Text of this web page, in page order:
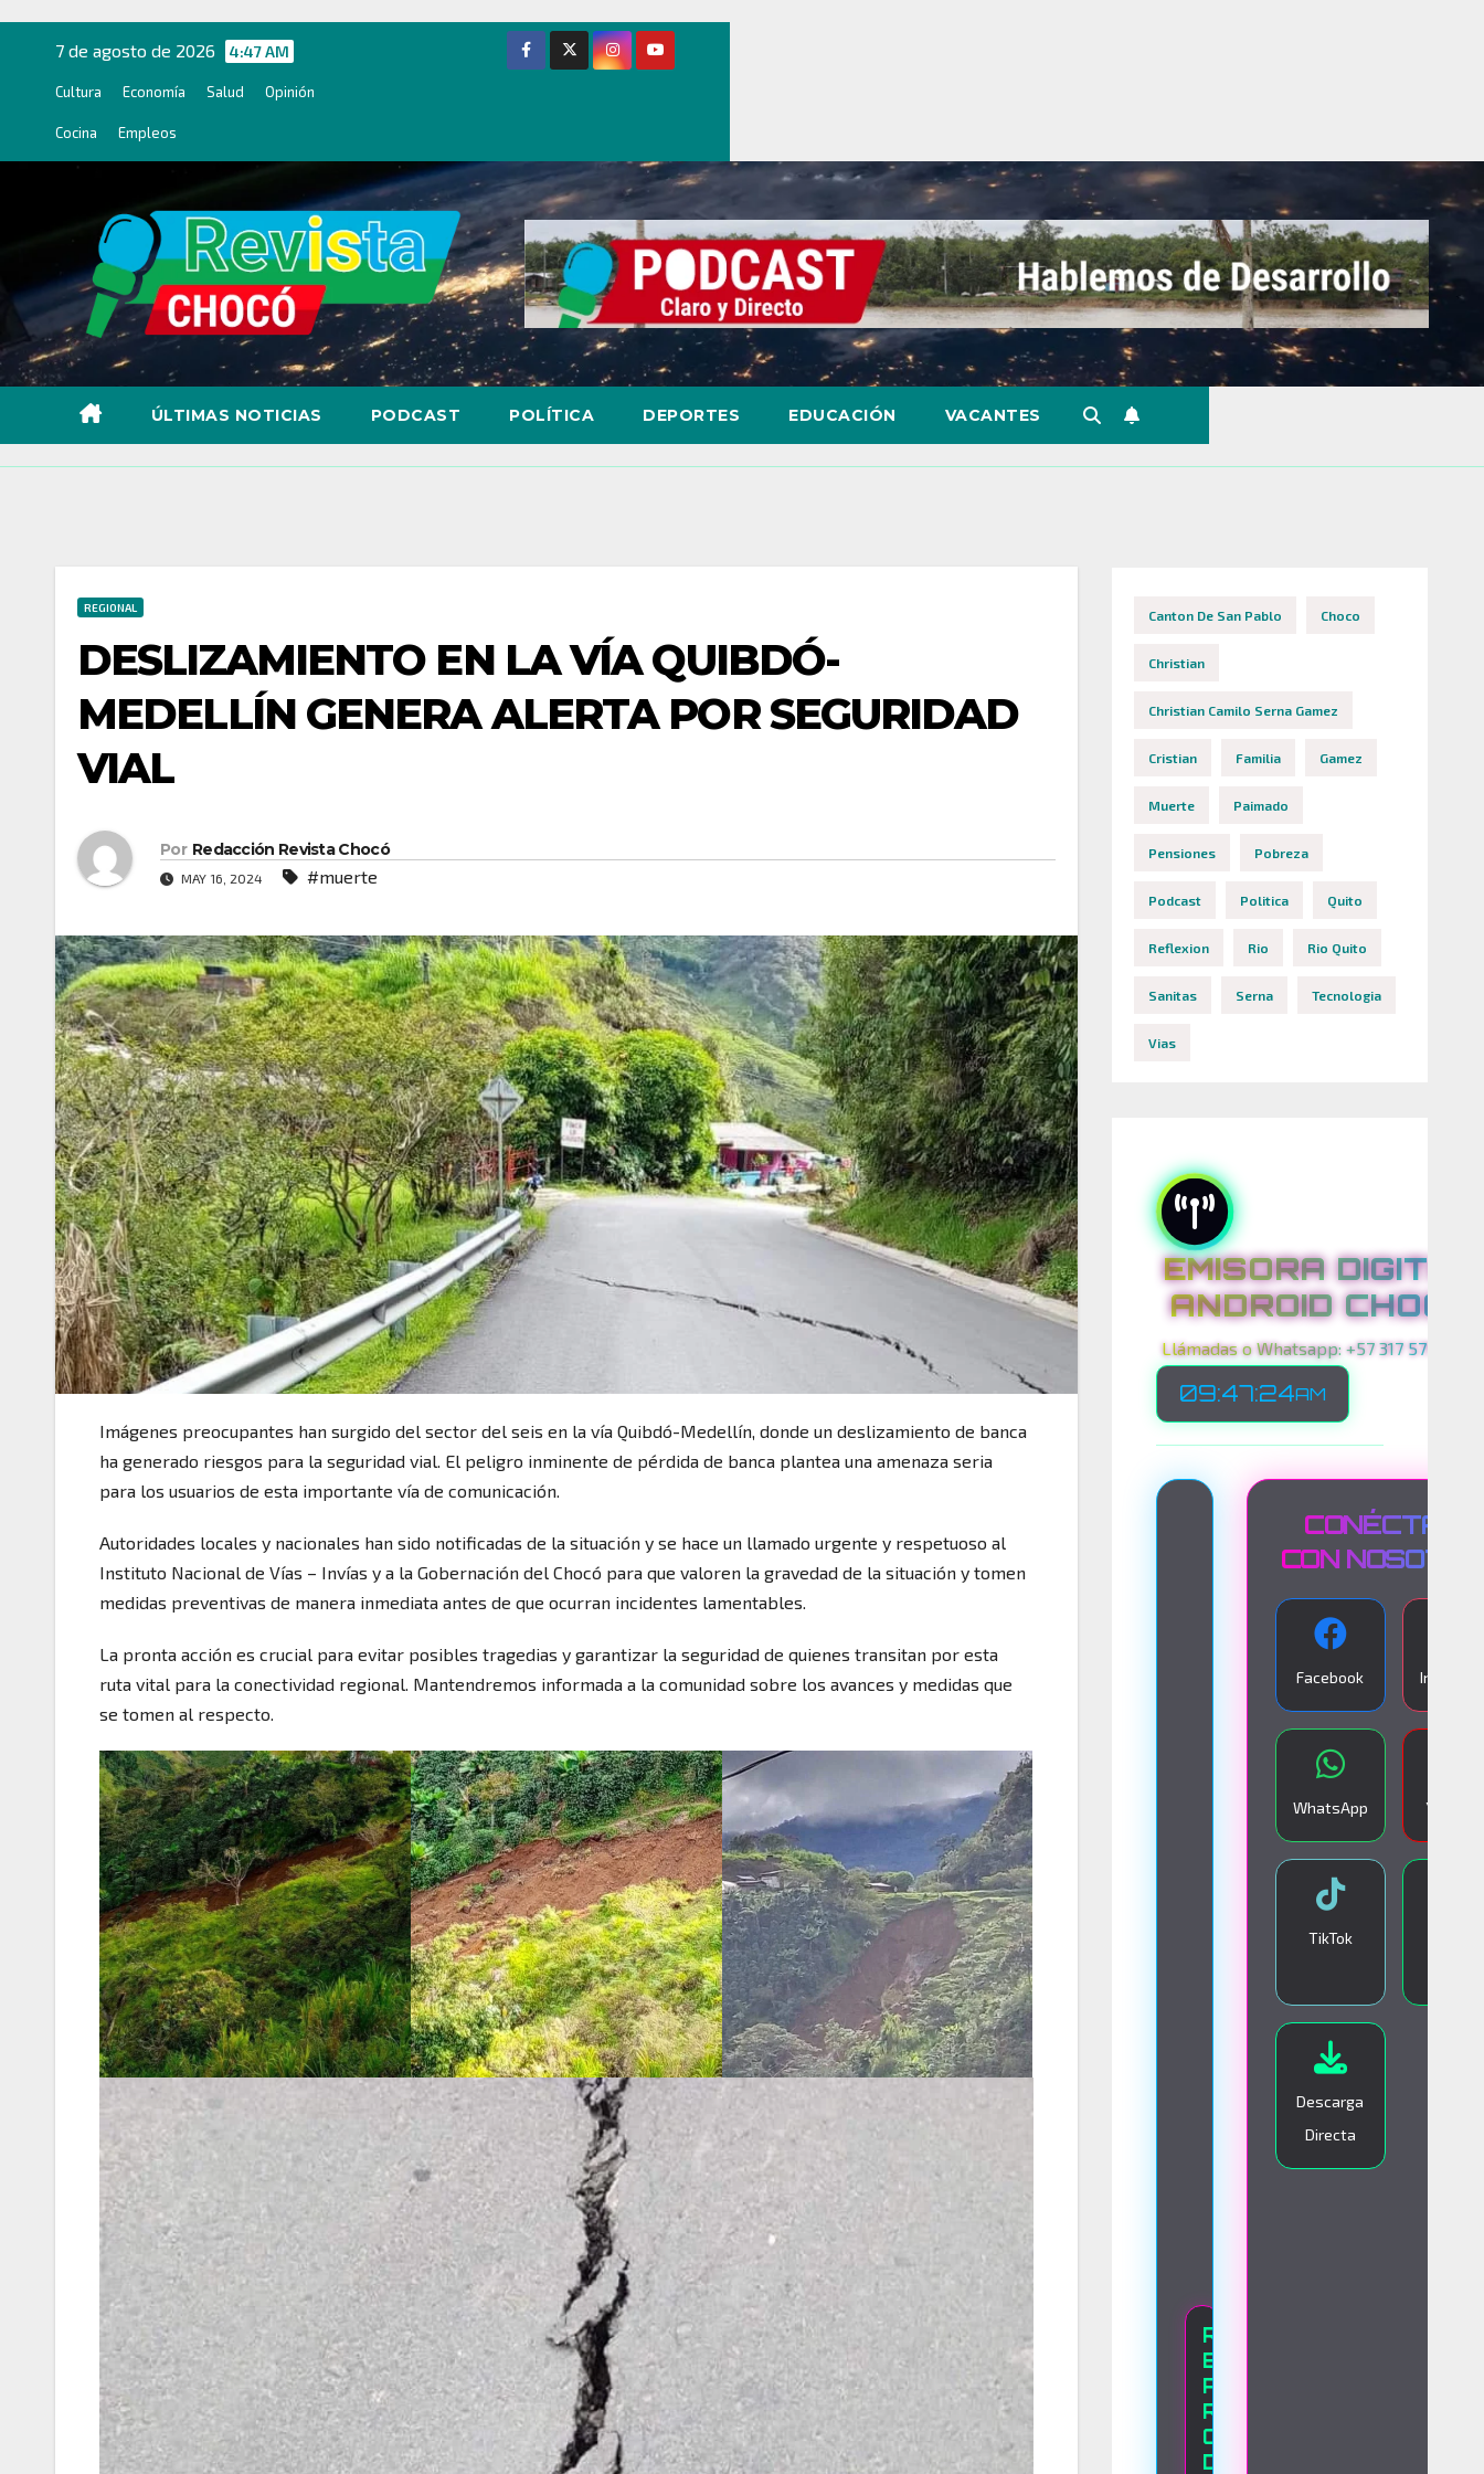
contenido
7 de agosto de 2026 4:47 AM
Cultura Economía Salud Opinión
Cocina Empleos
ÚLTIMAS NOTICIAS PODCAST POLÍTICA DEPORTES EDUCACIÓN VACANTES
REGIONAL
DESLIZAMIENTO EN LA VÍA QUIBDÓ-
MEDELLÍN GENERA ALERTA POR SEGURIDAD
VIAL
Por Redacción Revista Chocó
MAY 16, 2024 #muerte
Imágenes preocupantes han surgido del sector del seis en la vía Quibdó-Medellín, donde un deslizamiento de banca
ha generado riesgos para la seguridad vial. El peligro inminente de pérdida de banca plantea una amenaza seria
para los usuarios de esta importante vía de comunicación.
Autoridades locales y nacionales han sido notificadas de la situación y se hace un llamado urgente y respetuoso al
Instituto Nacional de Vías – Invías y a la Gobernación del Chocó para que valoren la gravedad de la situación y tomen
medidas preventivas de manera inmediata antes de que ocurran incidentes lamentables.
La pronta acción es crucial para evitar posibles tragedias y garantizar la seguridad de quienes transitan por esta
ruta vital para la conectividad regional. Mantendremos informada a la comunidad sobre los avances y medidas que
se tomen al respecto.
Canton De San Pablo Choco
Christian
Christian Camilo Serna Gamez
Cristian Familia Gamez
Muerte Paimado
Pensiones Pobreza
Podcast Politica Quito
Reflexion Rio Rio Quito
Sanitas Serna Tecnologia
Vias
EMISORA DIGITAL
ANDROID CHOCO
Llámadas o Whatsapp: +57 317 575 00 21
09:47:26AM
R
E
P
R
O
D
CONÉCTATE
CON
Facebook
WhatsApp YouTube
TikTok
Descarga
Directa